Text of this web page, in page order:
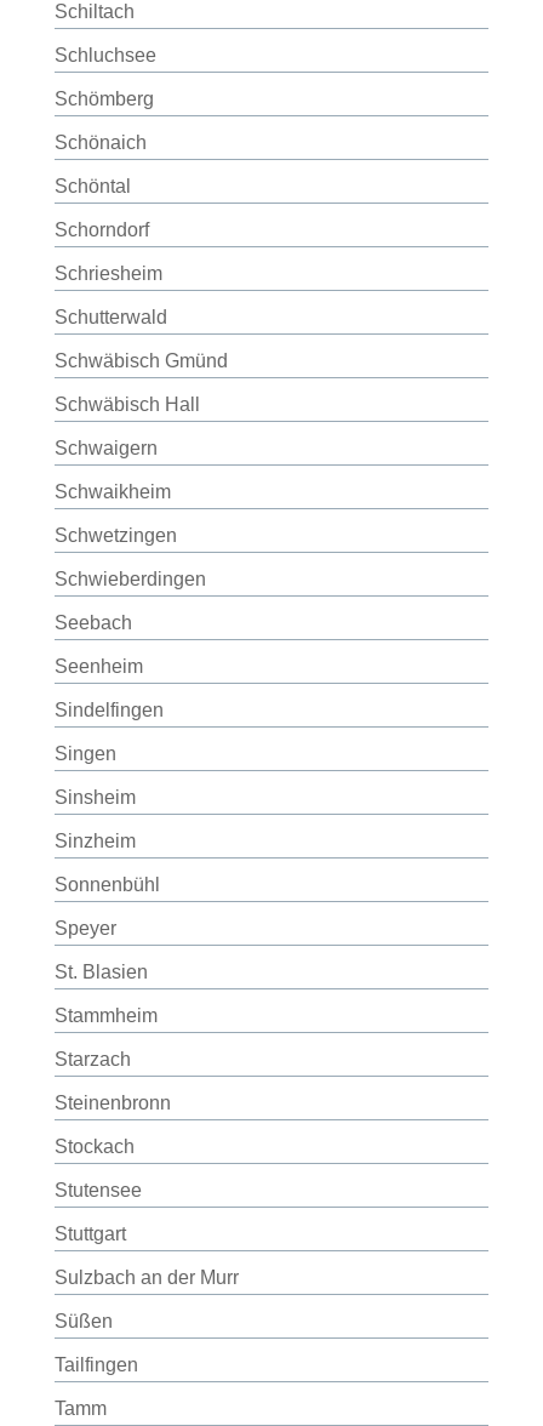
Schiltach
Schluchsee
Schömberg
Schönaich
Schöntal
Schorndorf
Schriesheim
Schutterwald
Schwäbisch Gmünd
Schwäbisch Hall
Schwaigern
Schwaikheim
Schwetzingen
Schwieberdingen
Seebach
Seenheim
Sindelfingen
Singen
Sinsheim
Sinzheim
Sonnenbühl
Speyer
St. Blasien
Stammheim
Starzach
Steinenbronn
Stockach
Stutensee
Stuttgart
Sulzbach an der Murr
Süßen
Tailfingen
Tamm